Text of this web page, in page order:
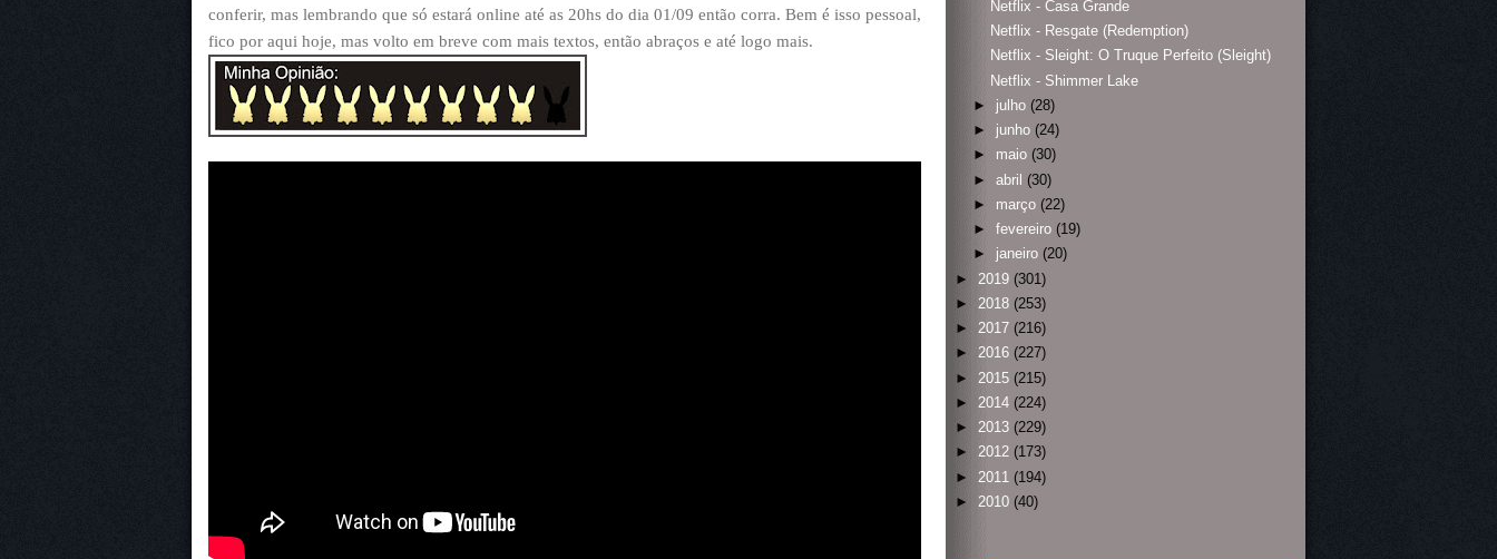
conferir, mas lembrando que só estará online até as 20hs do dia 01/09 então corra. Bem é isso pessoal,
fico por aqui hoje, mas volto em breve com mais textos, então abraços e até logo mais.
Netflix - Casa Grande
Netflix - Resgate (Redemption)
Netflix - Sleight: O Truque Perfeito (Sleight)
Netflix - Shimmer Lake
► julho (28)
► junho (24)
► maio (30)
► abril (30)
► março (22)
► fevereiro (19)
► janeiro (20)
► 2019 (301)
► 2018 (253)
► 2017 (216)
► 2016 (227)
► 2015 (215)
► 2014 (224)
► 2013 (229)
► 2012 (173)
► 2011 (194)
► 2010 (40)